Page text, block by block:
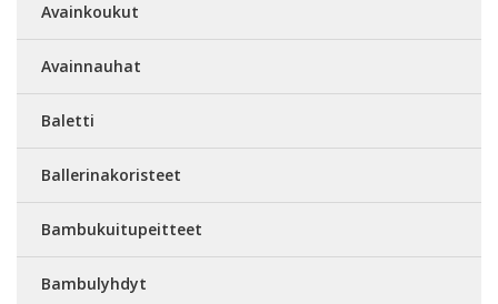
Avainkoukut
Avainnauhat
Baletti
Ballerinakoristeet
Bambukuitupeitteet
Bambulyhdyt